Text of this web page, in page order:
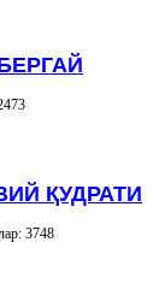
ҚУДРАТИ
3748